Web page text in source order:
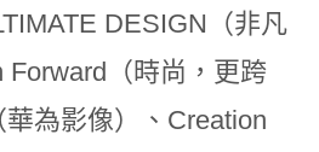
DESIGN（非凡
Forward（時尚，更跨
為影像）、Creation